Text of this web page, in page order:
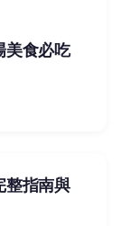
美食必吃
整指南與